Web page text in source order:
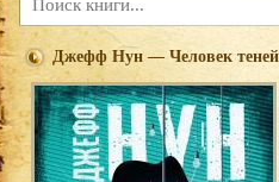
Джефф Нун — Человек теней